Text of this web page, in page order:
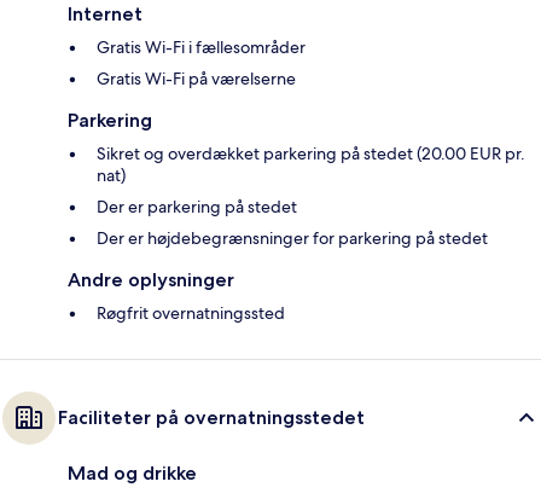
Internet
Gratis Wi-Fi i fællesområder
Gratis Wi-Fi på værelserne
Parkering
Sikret og overdækket parkering på stedet (20.00 EUR pr.
nat)
Der er parkering på stedet
Der er højdebegrænsninger for parkering på stedet
Andre oplysninger
Røgfrit overnatningssted
Faciliteter på overnatningsstedet
Mad og drikke